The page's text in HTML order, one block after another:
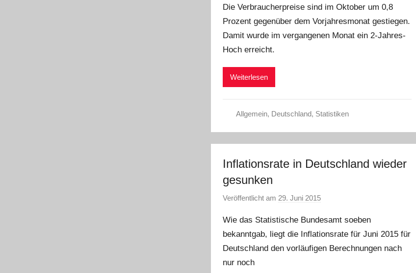
n
C
W
Die Verbraucherpreise sind im Oktober um 0,8
Prozent gegenüber dem Vorjahresmonat gestiegen.
Damit wurde im vergangenen Monat ein 2-Jahres-
Hoch erreicht.
Weiterlesen
Allgemein, Deutschland, Statistiken
Inflationsrate in Deutschland wieder
gesunken
Veröffentlicht am 29. Juni 2015v
n
a
d
Wie das Statistische Bundesamt soeben
bekanntgab, liegt die Inflationsrate für Juni 2015 für
Deutschland den vorläufigen Berechnungen nach
nur noch